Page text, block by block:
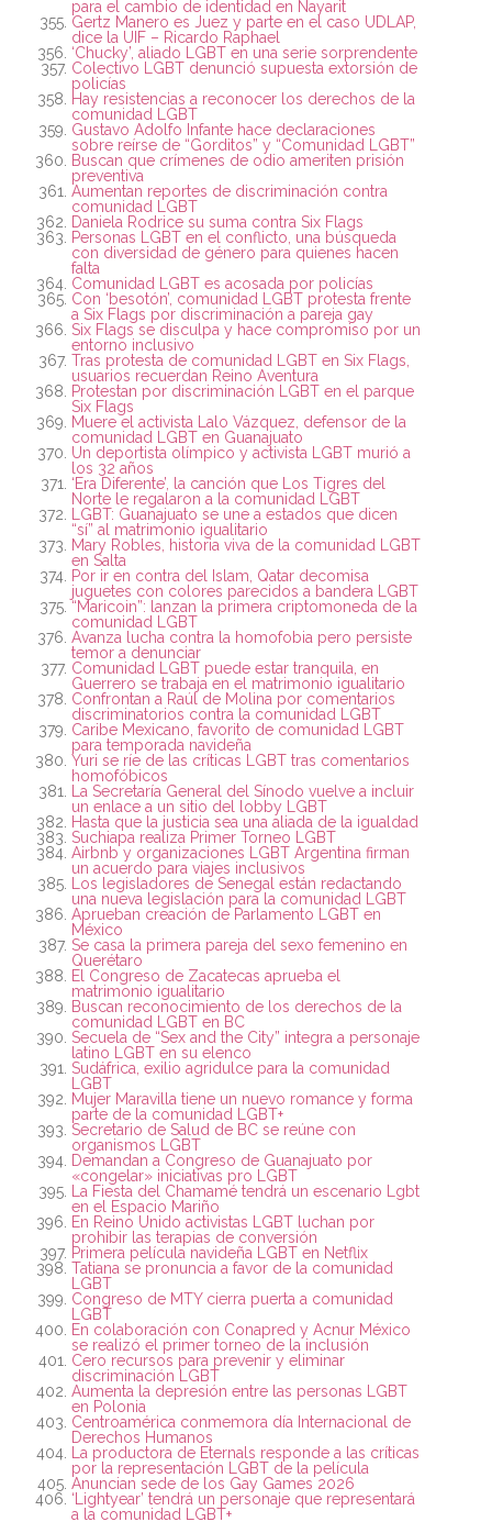
para el cambio de identidad en Nayarit
Gertz Manero es Juez y parte en el caso UDLAP,
dice la UIF – Ricardo Raphael
‘Chucky’, aliado LGBT en una serie sorprendente
Colectivo LGBT denunció supuesta extorsión de
policías
Hay resistencias a reconocer los derechos de la
comunidad LGBT
Gustavo Adolfo Infante hace declaraciones
sobre reírse de “Gorditos” y “Comunidad LGBT”
Buscan que crímenes de odio ameriten prisión
preventiva
Aumentan reportes de discriminación contra
comunidad LGBT
Daniela Rodrice su suma contra Six Flags
Personas LGBT en el conflicto, una búsqueda
con diversidad de género para quienes hacen
falta
Comunidad LGBT es acosada por policías
Con ‘besotón’, comunidad LGBT protesta frente
a Six Flags por discriminación a pareja gay
Six Flags se disculpa y hace compromiso por un
entorno inclusivo
Tras protesta de comunidad LGBT en Six Flags,
usuarios recuerdan Reino Aventura
Protestan por discriminación LGBT en el parque
Six Flags
Muere el activista Lalo Vázquez, defensor de la
comunidad LGBT en Guanajuato
Un deportista olímpico y activista LGBT murió a
los 32 años
‘Era Diferente’, la canción que Los Tigres del
Norte le regalaron a la comunidad LGBT
LGBT: Guanajuato se une a estados que dicen
“sí” al matrimonio igualitario
Mary Robles, historia viva de la comunidad LGBT
en Salta
Por ir en contra del Islam, Qatar decomisa
juguetes con colores parecidos a bandera LGBT
“Maricoin”: lanzan la primera criptomoneda de la
comunidad LGBT
Avanza lucha contra la homofobia pero persiste
temor a denunciar
Comunidad LGBT puede estar tranquila, en
Guerrero se trabaja en el matrimonio igualitario
Confrontan a Raúl de Molina por comentarios
discriminatorios contra la comunidad LGBT
Caribe Mexicano, favorito de comunidad LGBT
para temporada navideña
Yuri se ríe de las críticas LGBT tras comentarios
homofóbicos
La Secretaría General del Sínodo vuelve a incluir
un enlace a un sitio del lobby LGBT
Hasta que la justicia sea una aliada de la igualdad
Suchiapa realiza Primer Torneo LGBT
Airbnb y organizaciones LGBT Argentina firman
un acuerdo para viajes inclusivos
Los legisladores de Senegal están redactando
una nueva legislación para la comunidad LGBT
Aprueban creación de Parlamento LGBT en
México
Se casa la primera pareja del sexo femenino en
Querétaro
El Congreso de Zacatecas aprueba el
matrimonio igualitario
Buscan reconocimiento de los derechos de la
comunidad LGBT en BC
Secuela de “Sex and the City” integra a personaje
latino LGBT en su elenco
Sudáfrica, exilio agridulce para la comunidad
LGBT
Mujer Maravilla tiene un nuevo romance y forma
parte de la comunidad LGBT+
Secretario de Salud de BC se reúne con
organismos LGBT
Demandan a Congreso de Guanajuato por
«congelar» iniciativas pro LGBT
La Fiesta del Chamamé tendrá un escenario Lgbt
en el Espacio Mariño
En Reino Unido activistas LGBT luchan por
prohibir las terapias de conversión
Primera película navideña LGBT en Netflix
Tatiana se pronuncia a favor de la comunidad
LGBT
Congreso de MTY cierra puerta a comunidad
LGBT
En colaboración con Conapred y Acnur México
se realizó el primer torneo de la inclusión
Cero recursos para prevenir y eliminar
discriminación LGBT
Aumenta la depresión entre las personas LGBT
en Polonia
Centroamérica conmemora día Internacional de
Derechos Humanos
La productora de Eternals responde a las críticas
por la representación LGBT de la película
Anuncian sede de los Gay Games 2026
‘Lightyear’ tendrá un personaje que representará
a la comunidad LGBT+